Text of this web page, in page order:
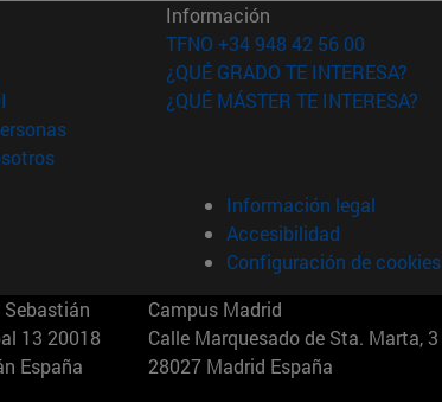
en nueva ventana)
nueva ventana)
(abre en nueva ventana)
(abre en nueva ventana)
(abre en nueva ventana)
Información
TFNO +34 948 42 56 00
¿QUÉ GRADO TE INTERESA?
¿QUÉ MÁSTER TE INTERESA?
Información legal
Accesibilidad
Configuración de cookies
13 20018
España
Campus Madrid
Calle Marquesado de Sta. Marta, 3
28027 Madrid España